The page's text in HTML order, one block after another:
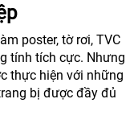
poster, tờ rơi, TVC
tính tích cực. Nhưng
thực hiện với những
bị được đầy đủ